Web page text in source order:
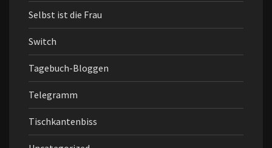
Selbst ist die Frau
Switch
Tagebuch-Bloggen
Telegramm
Tischkantenbiss